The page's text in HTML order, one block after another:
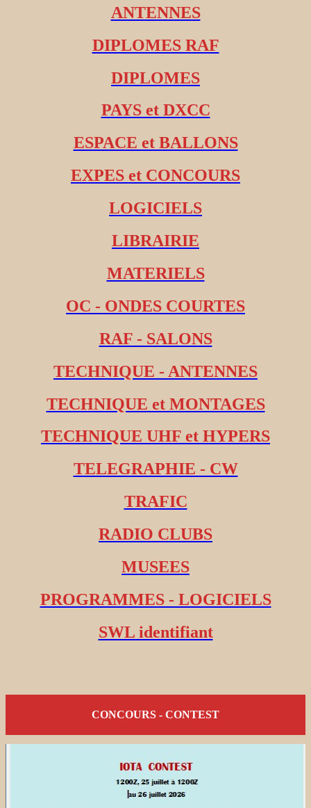
ANTENNES
DIPLOMES RAF
DIPLOMES
PAYS et DXCC
ESPACE et BALLONS
EXPES et CONCOURS
LOGICIELS
LIBRAIRIE
MATERIELS
OC - ONDES COURTES
RAF - SALONS
TECHNIQUE - ANTENNES
TECHNIQUE et MONTAGES
TECHNIQUE UHF et HYPERS
TELEGRAPHIE - CW
TRAFIC
RADIO CLUBS
MUSEES
PROGRAMMES - LOGICIELS
SWL identifiant
CONCOURS - CONTEST